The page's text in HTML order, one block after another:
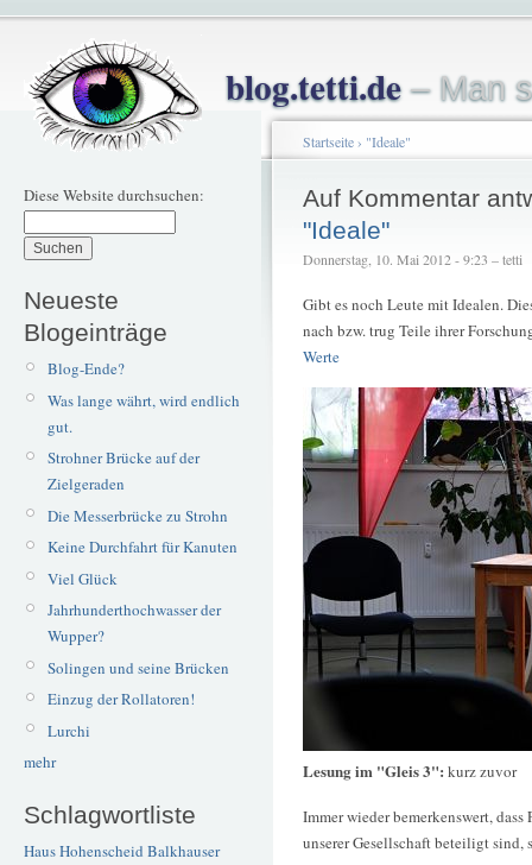
blog.tetti.de– Man
Diese Website durchsuchen:
Neueste
Blogeinträge
Blog-Ende?
Was lange währt, wird endlich
gut.
Strohner Brücke auf der
Zielgeraden
Die Messerbrücke zu Strohn
Keine Durchfahrt für Kanuten
Viel Glück
Jahrhunderthochwasser der
Wupper?
Solingen und seine Brücken
Einzug der Rollatoren!
Lurchi
mehr
Schlagwortliste
Haus Hohenscheid Balkhauser
Startseite› "Ideale"
Auf Kommentar
"Ideale"
Donnerstag, 10. Mai 2012 - 9:23 – tetti
Gibt es noch Leute mit Idealen.
nach bzw. trug Teile ihrer
Werte
Lesung im "Gleis 3": kurz zuvor
Immer wieder bemerkenswert,
unserer Gesellschaft beteiligt sind,